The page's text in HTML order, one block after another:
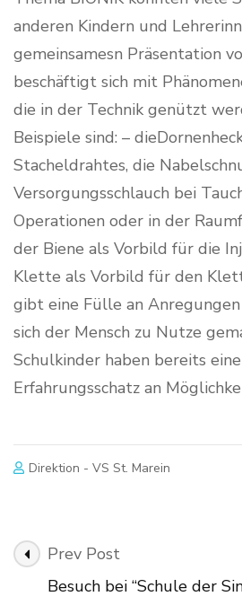
anderen Kindern und
gemeinsamesn Präsentation
beschäftigt sich mit
die in der Technik genützt
Beispiele sind: –
Stacheldrahtes, die
Versorgungsschlauch bei
Operationen oder in der
der Biene als Vorbild für die
Klette als Vorbild für den
gibt eine Fülle an
sich der Mensch zu Nutze
Schulkinder haben bereits
Erfahrungsschatz an
Direktion - VS St. Marein
Post
Navigation
Prev Post
Besuch bei “Schule der